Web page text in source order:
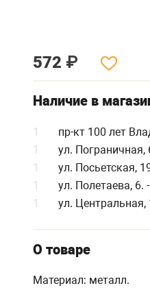
572 ₽
Наличие в
1
пр-кт 100 лет
1
ул. Пограничная,
1
ул. Посьетская,
1
ул. Полетаева,
1
ул. Центральная,
О товаре
Материал: металл.